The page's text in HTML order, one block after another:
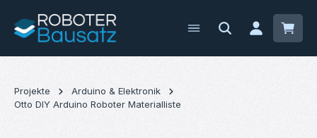
Zum Hauptinhalt springen
Projekte
Arduino & Elektronik
Otto DIY Arduino Roboter Materialliste